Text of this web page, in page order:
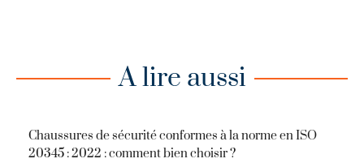
A lire aussi
Chaussures de sécurité conformes à la norme en ISO
20345 : 2022 : comment bien choisir ?